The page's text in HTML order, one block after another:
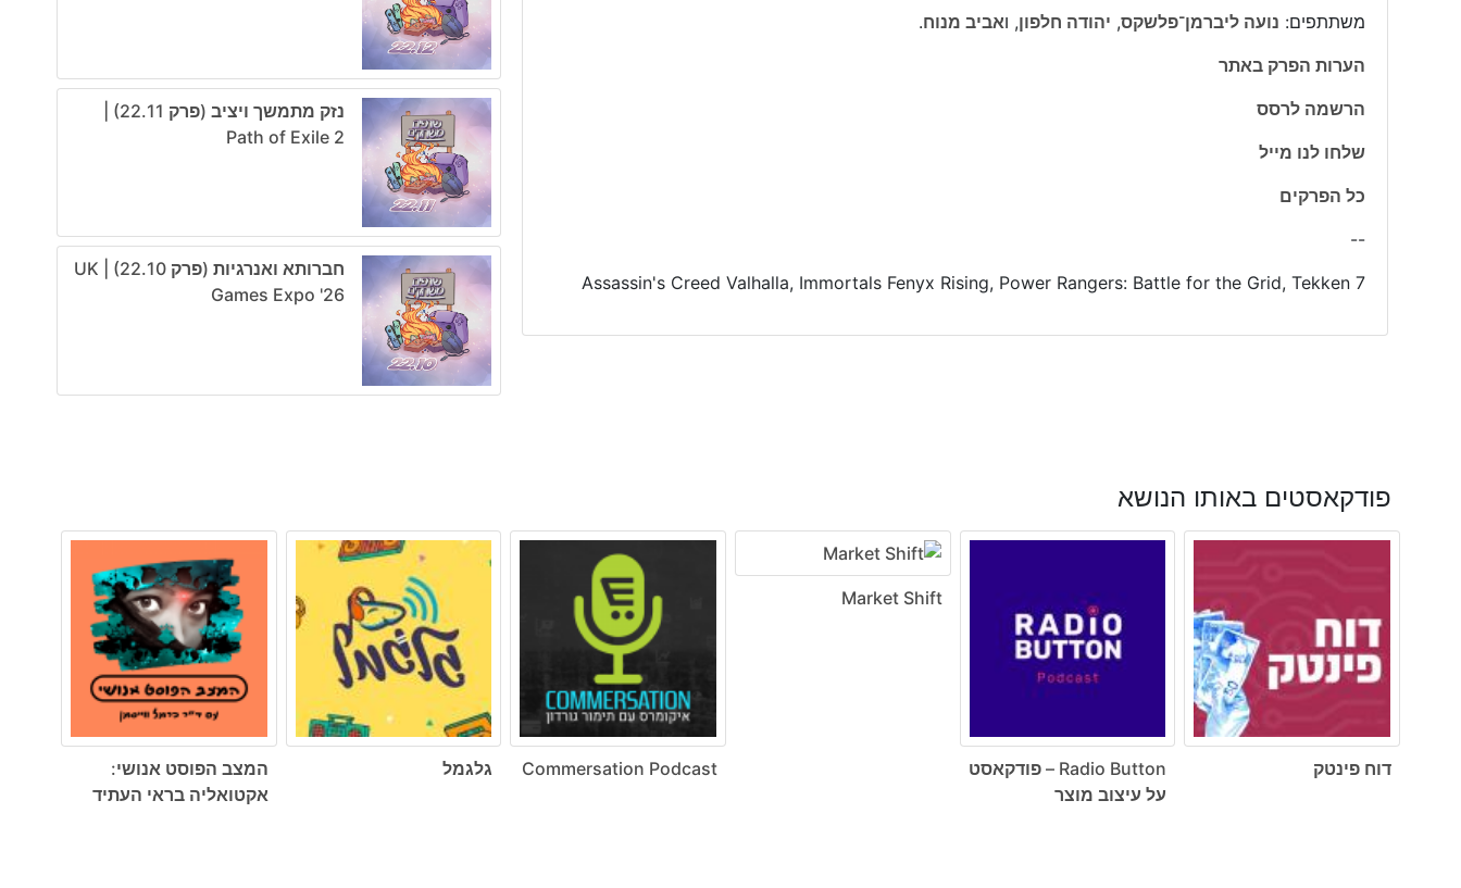
משתתפים: נועה ליברמן־פלשקס, יהודה חלפון, ואביב מנוח.
הערות הפרק באתר
הרשמה לרסס
שלחו לנו מייל
כל הפרקים
--
Assassin's Creed Valhalla, Immortals Fenyx Rising, Power Rangers: Battle for the Grid, Tekken 7
נזק מתמשך ויציב (פרק 22.11) |
Path of Exile 2
חברותא ואנרגיות (פרק 22.10) | UK
Games Expo '26
פודקאסטים באותו הנושא
דוח פינטק
Radio Button – פודקאסט
על עיצוב מוצר
Market Shift
Commersation Podcast גלגמל
המצב הפוסט אנושי:
אקטואליה בראי העתיד